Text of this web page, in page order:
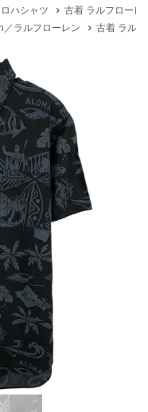
ハシャツ
古着 ラルフローレ
／ラルフローレン 古着 ラル